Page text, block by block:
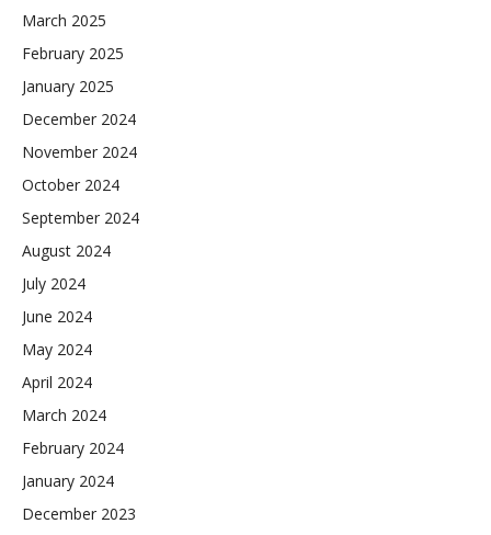
March 2025
February 2025
January 2025
December 2024
November 2024
October 2024
September 2024
August 2024
July 2024
June 2024
May 2024
April 2024
March 2024
February 2024
January 2024
December 2023